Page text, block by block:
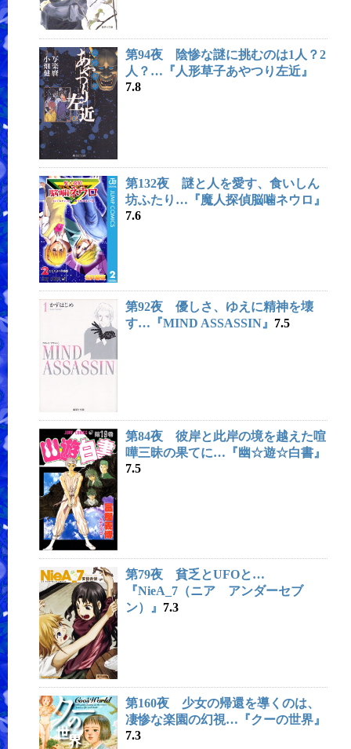
第94夜 陰惨な謎に挑むのは1人？2
人？…『人形草子あやつり左近』
7.8
第132夜 謎と人を愛す、食いしん
坊ふたり…『魔人探偵脳噛ネウロ』
7.6
第92夜 優しさ、ゆえに精神を壊
す…『MIND ASSASSIN』 7.5
第84夜 彼岸と此岸の境を越えた喧
嘩三昧の果てに…『幽☆遊☆白書』
7.5
第79夜 貧乏とUFOと…
『NieA_7（ニア アンダーセブ
ン）』 7.3
第160夜 少女の帰還を導くのは、
凄惨な楽園の幻視…『クーの世界』
7.3